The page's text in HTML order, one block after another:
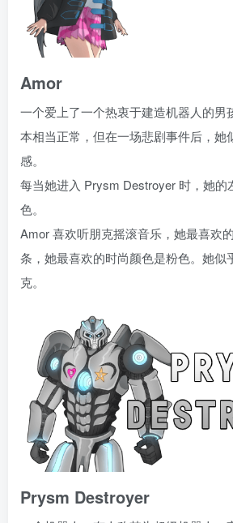
Amor
一个爱上了一个热衷于建造机器人的男
本相当正常，但在一场悲剧事件后，她
感。
每当她进入 Prysm Destroyer 时，她的
色。
Amor 喜欢听朋克摇滚音乐，她最喜欢
条，她最喜欢的时尚颜色是粉色。她似
克。
Prysm Destroyer